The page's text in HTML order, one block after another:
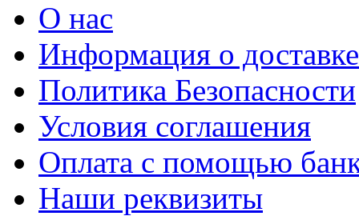
О нас
Информация о доставке
Политика Безопасности
Условия соглашения
Оплата с помощью
Наши реквизиты